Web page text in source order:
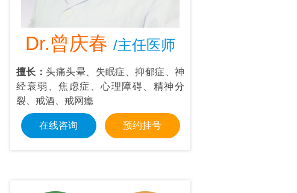
Dr.曾庆春 /主任医师
擅长： 头痛头晕、失眠症、抑郁症、神
经衰弱、焦虑症、心理障碍、精神分
裂、戒酒、戒网瘾
在线咨询 预约挂号